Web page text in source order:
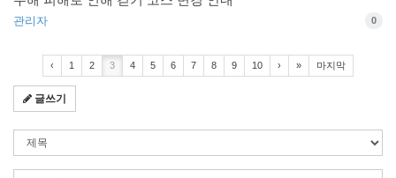
관리자 0
‹ 1 2 3 4 5 6 7 8 9 10 › » 마지막
글쓰기
색
조